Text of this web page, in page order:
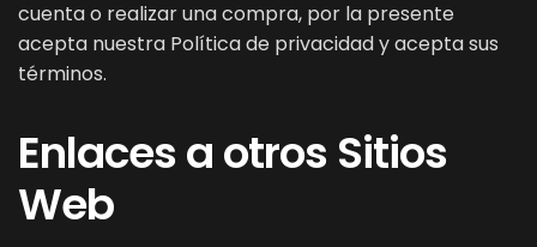
cuenta o realizar una compra, por la presente
acepta nuestra Política de privacidad y acepta sus
términos.
Enlaces a otros Sitios
Web